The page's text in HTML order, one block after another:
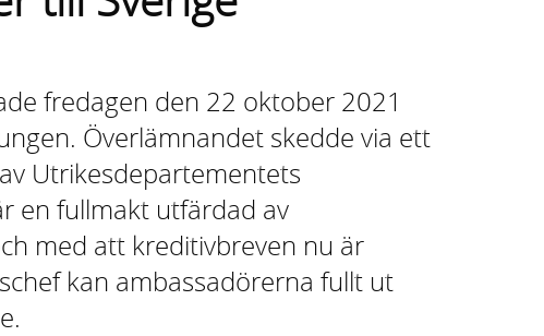
fredagen den 22 oktober 2021
Överlämnandet skedde via ett
Utrikesdepartementets
en fullmakt utfärdad av
med att kreditivbreven nu är
kan ambassadörerna fullt ut